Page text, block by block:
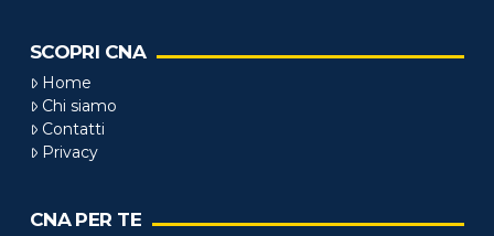
SCOPRI CNA
Home
Chi siamo
Contatti
Privacy
CNA PER TE